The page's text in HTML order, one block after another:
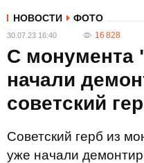
НОВОСТИ ФОТО
30.07.23 16:40 16 828
С монумента
начали
советский
Советский герб из
уже начали